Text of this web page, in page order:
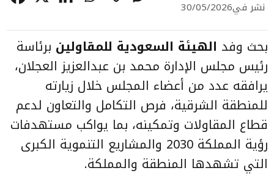
نشر في30/05/2026
بحث وفد الهيئة السعودية للمقاولين برئاسة
رئيس مجلس الإدارة محمد بن عبدالعزيز العجلان،
يرافقه عدد من أعضاء المجلس خلال زيارته
للمنطقة الشرقية، فرص التكامل والتعاون لدعم
قطاع المقاولات وتمكينه، بما يواكب مستهدفات
رؤية المملكة 2030 والمشاريع التنموية الكبرى
التي تشهدها المنطقة والمملكة.